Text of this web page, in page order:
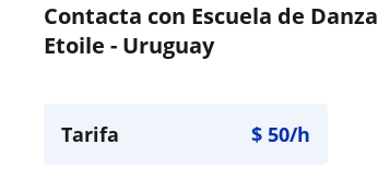
Contacta con Escuela de Danza
Etoile - Uruguay
Tarifa $50/h